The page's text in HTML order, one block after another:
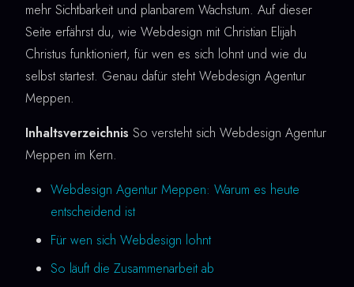
mehr Sichtbarkeit und planbarem Wachstum. Auf dieser
Seite erfährst du, wie Webdesign mit Christian Elijah
Christus funktioniert, für wen es sich lohnt und wie du
selbst startest. Genau dafür steht Webdesign Agentur
Meppen.
Inhaltsverzeichnis So versteht sich Webdesign Agentur
Meppen im Kern.
Webdesign Agentur Meppen: Warum es heute
entscheidend ist
Für wen sich Webdesign lohnt
So läuft die Zusammenarbeit ab